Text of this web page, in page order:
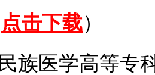
点击下载）
民族医学高等专